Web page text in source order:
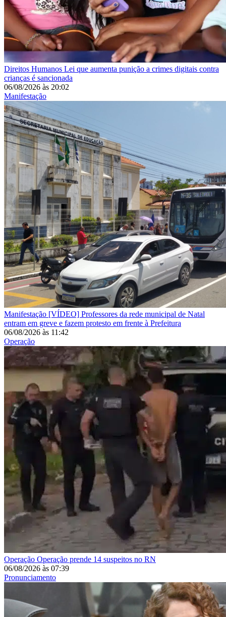
Direitos Humanos Lei que aumenta punição a crimes digitais contra
crianças é sancionada
06/08/2026 às 20:02
Manifestação
Manifestação [VÍDEO] Professores da rede municipal de Natal
entram em greve e fazem protesto em frente à Prefeitura
06/08/2026 às 11:42
Operação
Operação Operação prende 14 suspeitos no RN
06/08/2026 às 07:39
Pronunciamento